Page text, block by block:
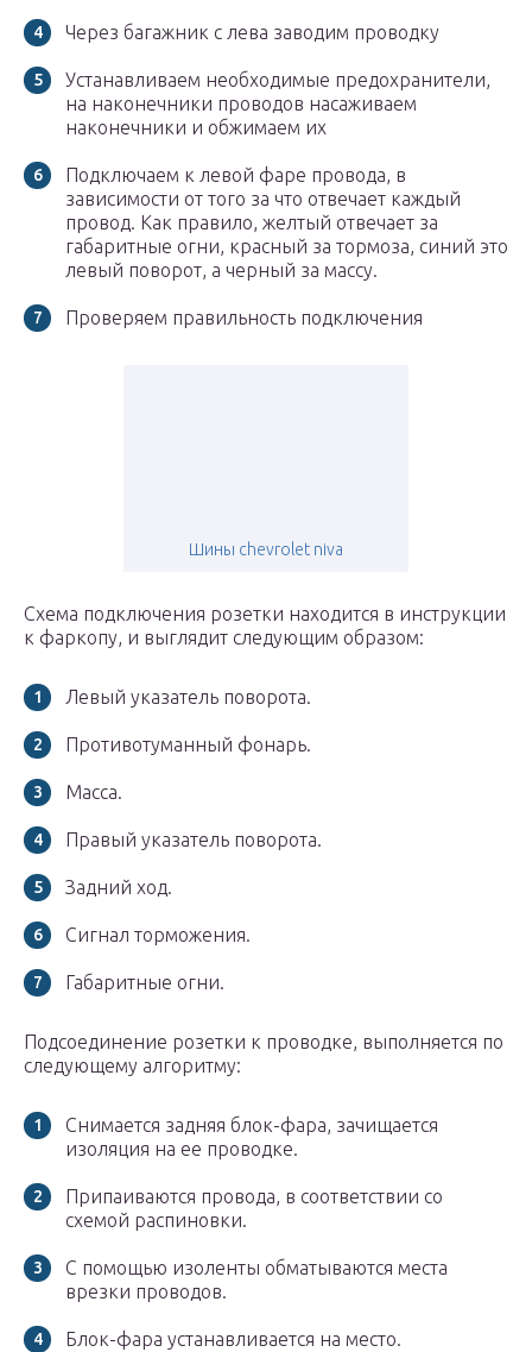
Через багажник с лева заводим проводку
Устанавливаем необходимые предохранители,
на наконечники проводов насаживаем
наконечники и обжимаем их
Подключаем к левой фаре провода, в
зависимости от того за что отвечает каждый
провод. Как правило, желтый отвечает за
габаритные огни, красный за тормоза, синий это
левый поворот, а черный за массу.
Проверяем правильность подключения
Шины chevrolet niva
Схема подключения розетки находится в инструкции
к фаркопу, и выглядит следующим образом:
Левый указатель поворота.
Противотуманный фонарь.
Масса.
Правый указатель поворота.
Задний ход.
Сигнал торможения.
Габаритные огни.
Подсоединение розетки к проводке, выполняется по
следующему алгоритму:
Снимается задняя блок-фара, зачищается
изоляция на ее проводке.
Припаиваются провода, в соответствии со
схемой распиновки.
С помощью изоленты обматываются места
врезки проводов.
Блок-фара устанавливается на место.